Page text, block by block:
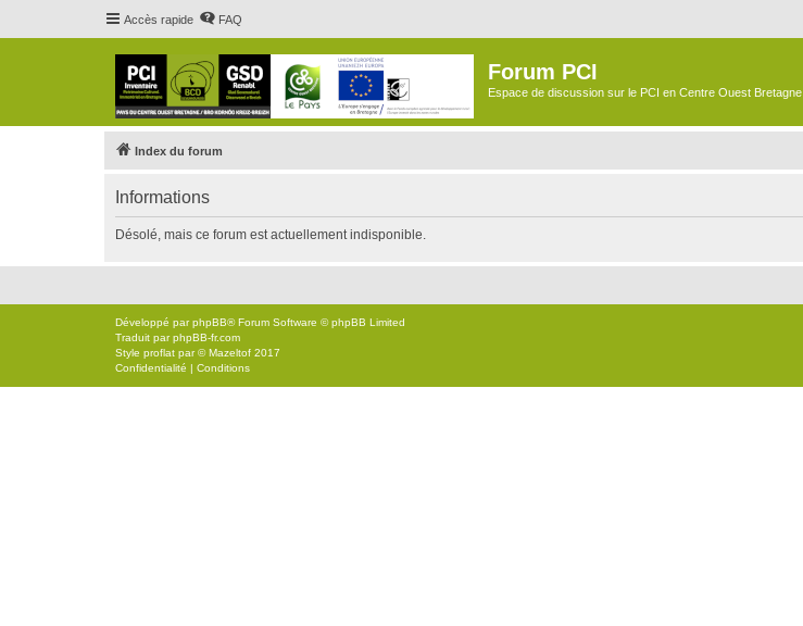
Accès rapide FAQ
Forum PCI
Espace de discussion sur le PCI en Centre Ouest Bretagne
Index du forum
Informations
Désolé, mais ce forum est actuellement indisponible.
Développé parphpBB® Forum Software © phpBB Limited
Traduit parphpBB-fr.com
Style proflat par ©Mazeltof 2017
Confidentialité | Conditions